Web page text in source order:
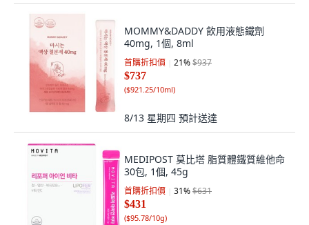
MOMMY&DADDY 飲用液態鐵劑
40mg, 1個, 8ml
首購折扣價 21%$937
$737
($921.25/10ml)
8/13 星期四 預計送達
MEDIPOST 莫比塔 脂質體鐵質維他命
30包, 1個, 45g
首購折扣價 31%$631
$431
($95.78/10g)